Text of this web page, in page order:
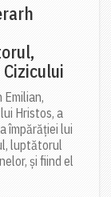
Hristos, a
împărăției lui
luptătorul
și fiind el